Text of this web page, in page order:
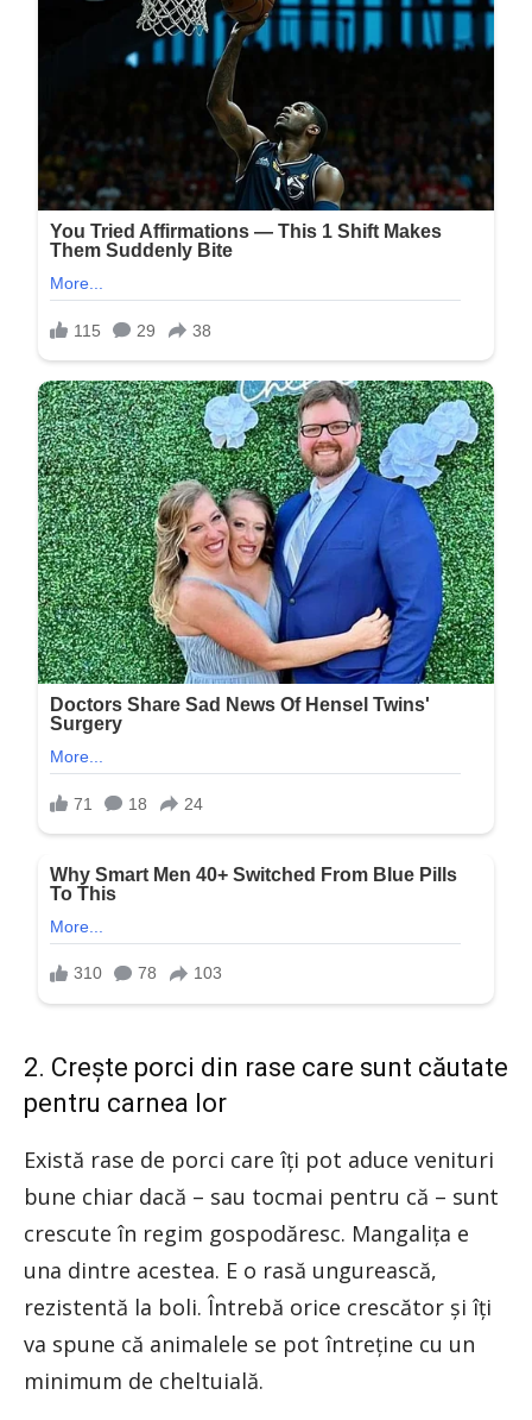
2. Crește porci din rase care sunt căutate
pentru carnea lor
Există rase de porci care îți pot aduce venituri
bune chiar dacă – sau tocmai pentru că – sunt
crescute în regim gospodăresc. Mangalița e
una dintre acestea. E o rasă ungurească,
rezistentă la boli. Întrebă orice crescător și îți
va spune că animalele se pot întreține cu un
minimum de cheltuială.